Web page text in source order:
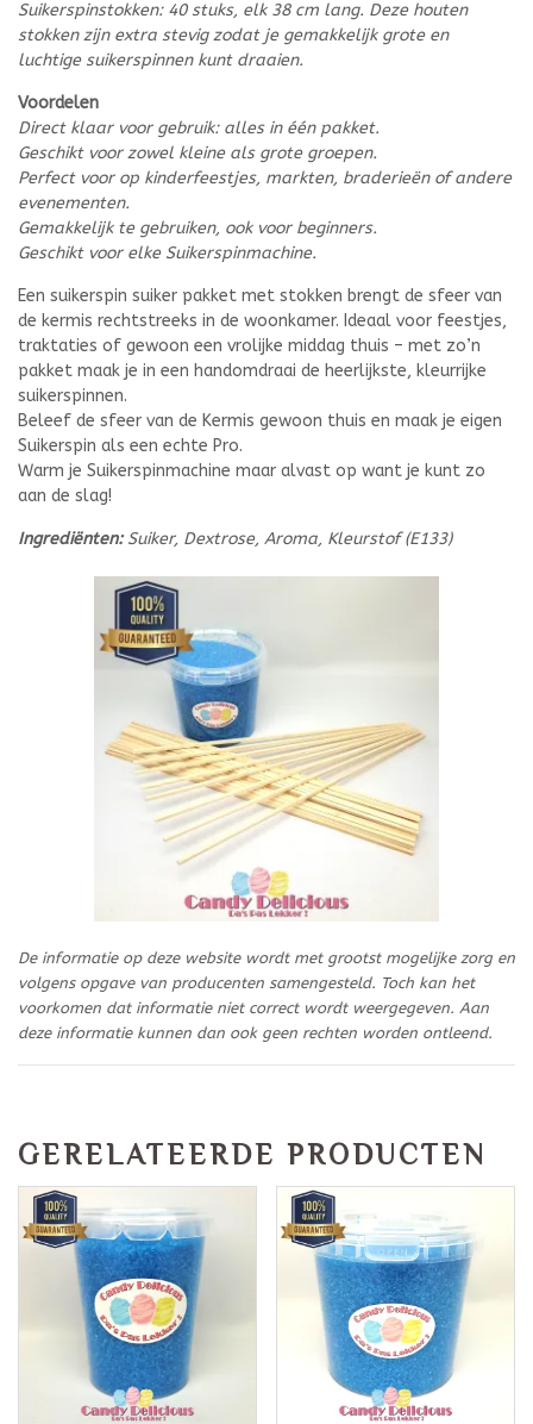
Suikerspinstokken: 40 stuks, elk 38 cm lang. Deze houten
stokken zijn extra stevig zodat je gemakkelijk grote en
luchtige suikerspinnen kunt draaien.
Voordelen
Direct klaar voor gebruik: alles in één pakket.
Geschikt voor zowel kleine als grote groepen.
Perfect voor op kinderfeestjes, markten, braderieën of andere
evenementen.
Gemakkelijk te gebruiken, ook voor beginners.
Geschikt voor elke Suikerspinmachine.
Een suikerspin suiker pakket met stokken brengt de sfeer van
de kermis rechtstreeks in de woonkamer. Ideaal voor feestjes,
traktaties of gewoon een vrolijke middag thuis – met zo’n
pakket maak je in een handomdraai de heerlijkste, kleurrijke
suikerspinnen.
Beleef de sfeer van de Kermis gewoon thuis en maak je eigen
Suikerspin als een echte Pro.
Warm je Suikerspinmachine maar alvast op want je kunt zo
aan de slag!
Ingrediënten:Suiker, Dextrose, Aroma, Kleurstof (E133)
De informatie op deze website wordt met grootst mogelijke zorg en
volgens opgave van producenten samengesteld. Toch kan het
voorkomen dat informatie niet correct wordt weergegeven. Aan
deze informatie kunnen dan ook geen rechten worden ontleend.
GERELATEERDE PRODUCTEN